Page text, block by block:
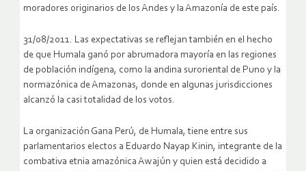
moradores originarios de los Andes y la Amazonía de este país.
31/08/2011. Las expectativas se reflejan también en el hecho
de que Humala ganó por abrumadora mayoría en las regiones
de población indígena, como la andina suroriental de Puno y la
normazónica de Amazonas, donde en algunas jurisdicciones
alcanzó la casi totalidad de los votos.
La organización Gana Perú, de Humala, tiene entre sus
parlamentarios electos a Eduardo Nayap Kinin, integrante de la
combativa etnia amazónica Awajún y quien está decidido a